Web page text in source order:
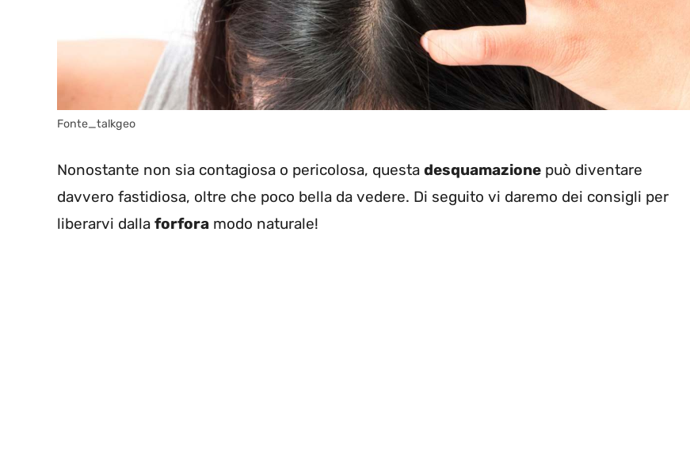
Fonte_talkgeo
Nonostante non sia contagiosa o pericolosa, questa desquamazione può diventare
davvero fastidiosa, oltre che poco bella da vedere. Di seguito vi daremo dei consigli per
liberarvi dalla forfora modo naturale!